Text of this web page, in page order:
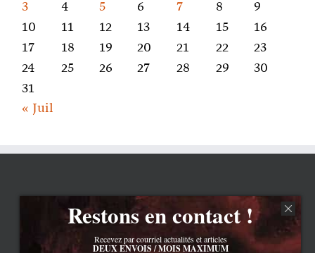
3
4 5 6 7 8
9
10
11 12 13 14 15
16
17
18 19 20 21 22
23
24
25 26 27 28 29
30
31
« Juil
Restons en contact !
Recevez par courriel actualités et articles
DEUX ENVOIS / MOIS MAXIMUM